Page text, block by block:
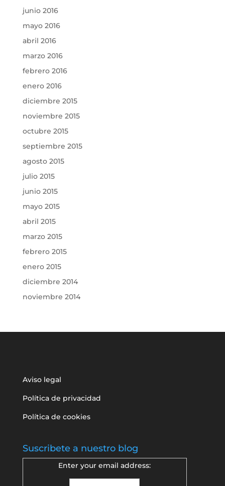
junio 2016
mayo 2016
abril 2016
marzo 2016
febrero 2016
enero 2016
diciembre 2015
noviembre 2015
octubre 2015
septiembre 2015
agosto 2015
julio 2015
junio 2015
mayo 2015
abril 2015
marzo 2015
febrero 2015
enero 2015
diciembre 2014
noviembre 2014
Aviso legal
Política de privacidad
Política de cookies
Suscribete a nuestro blog
Enter your email address: